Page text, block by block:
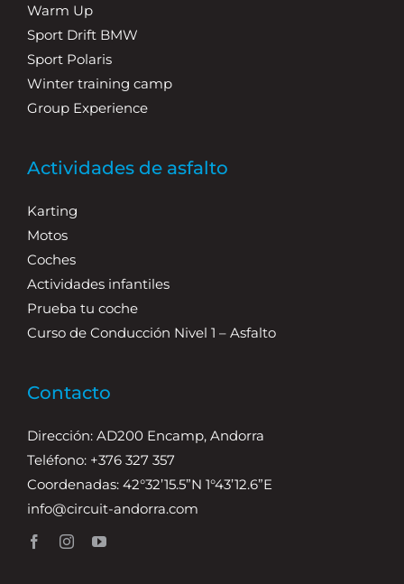
Warm Up
Sport Drift BMW
Sport Polaris
Winter training camp
Group Experience
Actividades de asfalto
Karting
Motos
Coches
Actividades infantiles
Prueba tu coche
Curso de Conducción Nivel 1 – Asfalto
Contacto
Dirección: AD200 Encamp, Andorra
Teléfono: +376 327 357
Coordenadas: 42°32’15.5”N 1°43’12.6”E
info@circuit-andorra.com